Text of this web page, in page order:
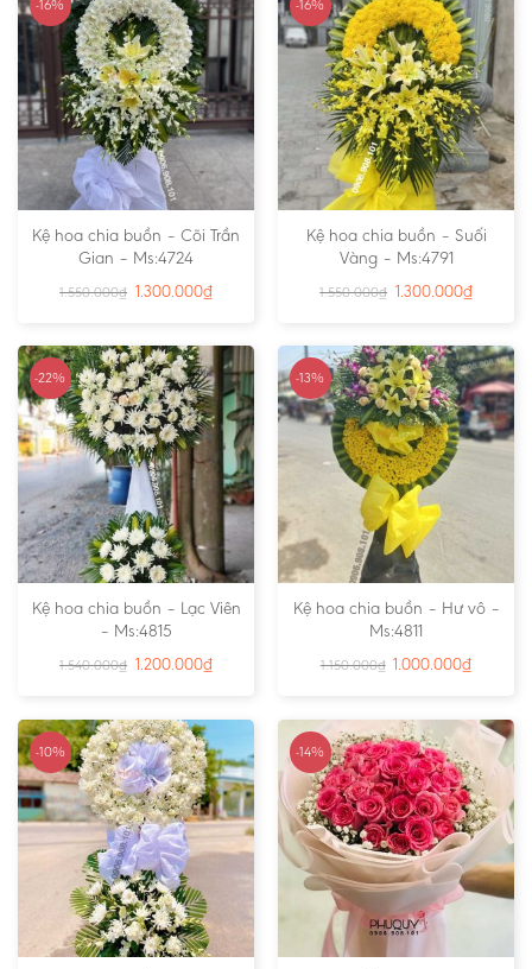
-16%
Kệ hoa chia buồn – Cõi Trần
Gian – Ms:4724
1.550.000₫ 1.300.000₫
-16%
Kệ hoa chia buồn – Suối
Vàng – Ms:4791
1.550.000₫ 1.300.000₫
-22%
Kệ hoa chia buồn – Lạc Viên
– Ms:4815
1.540.000₫ 1.200.000₫
-13%
Kệ hoa chia buồn – Hư vô –
Ms:4811
1.150.000₫ 1.000.000₫
-10% -14%